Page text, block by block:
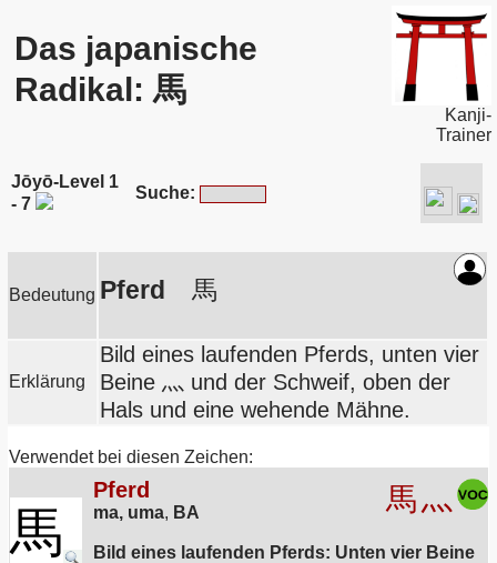
Das japanische
Radikal: 馬
Kanji-
Trainer
Jōyō-Level 1
- 7
Suche:
Bedeutung Pferd 馬
Erklärung
Bild eines laufenden Pferds, unten vier
Beine 灬 und der Schweif, oben der
Hals und eine wehende Mähne.
Verwendet bei diesen Zeichen:
馬
Pferd
ma, uma, BA 馬灬
Bild eines laufenden Pferds: Unten vier Beine